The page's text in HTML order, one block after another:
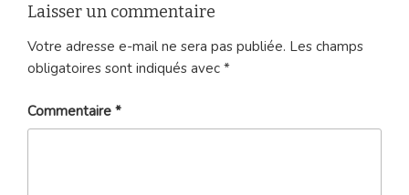
Laisser un commentaire
Votre adresse e-mail ne sera pas publiée. Les champs
obligatoires sont indiqués avec *
Commentaire *